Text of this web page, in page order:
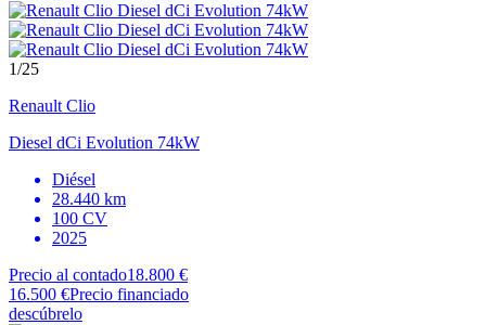
1/25
Renault Clio
Diesel dCi Evolution 74kW
Diésel
28.440 km
100 CV
2025
Precio al contado18.800 €
16.500 €Precio financiado
descúbrelo